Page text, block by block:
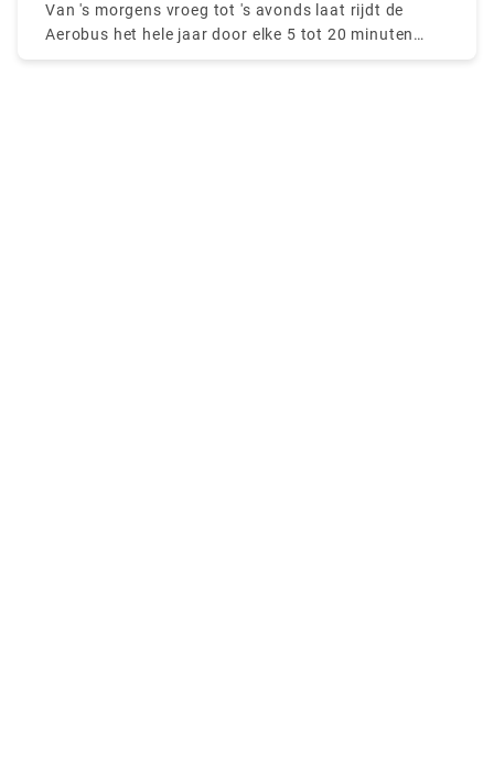
hebt ingecheckt, zie je dat je bagage weg is. We
hebben allemaal het vreselijke gevoel ervaren de
Van 's morgens vroeg tot 's avonds laat rijdt de
Aerobus het hele jaar door elke 5 tot 20 minuten
(365 dagen per jaar), met een precieze frequentie